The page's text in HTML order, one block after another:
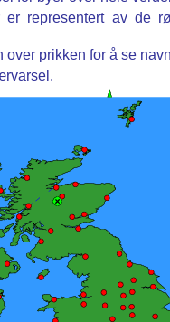
er representert av de
over prikken for å se